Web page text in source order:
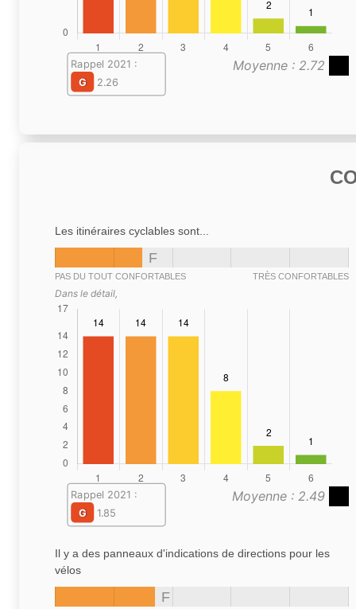
Moyenne : 2.72
Rappel 2021 :
G
2.26
Les itinéraires cyclables sont...
F
PAS DU TOUT CONFORTABLES TRÈS CONFORTABLES
Dans le détail,
Moyenne : 2.49
Rappel 2021 :
G
1.85
Il y a des panneaux d'indications de directions pour les
vélos
F